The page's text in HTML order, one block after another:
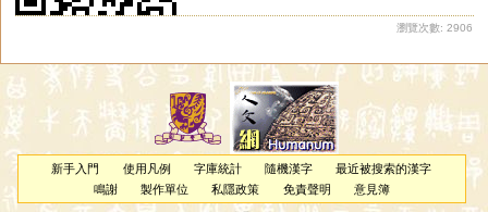
瀏覽次數: 2906
新手入門 使用凡例 字庫統計 隨機漢字
最近被搜索的漢字
鳴謝
製作單位 私隱政策 免責聲明 意見簿